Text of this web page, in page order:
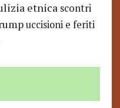
etnica scontri
uccisioni e feriti